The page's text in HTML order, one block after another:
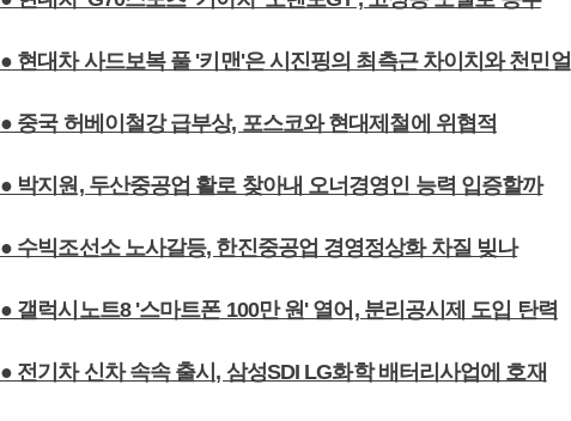
● 현대차 사드보복 풀 '키맨'은 시진핑의 최측근 차이치와 천민얼
● 중국 허베이철강 급부상, 포스코와 현대제철에 위협적
● 박지원, 두산중공업 활로 찾아내 오너경영인 능력 입증할까
● 수빅조선소 노사갈등, 한진중공업 경영정상화 차질 빚나
● 갤럭시노트8 '스마트폰 100만 원' 열어, 분리공시제 도입 탄력
● 전기차 신차 속속 출시, 삼성SDI LG화학 배터리사업에 호재